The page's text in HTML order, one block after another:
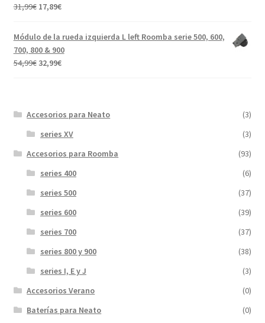
Valorado con
31,99€ El
original
era:
31,99€.
17,89€El
actual
es:
17,89€.
Módulo de la rueda izquierda L left Roomba serie 500, 600,
700, 800 & 900
54,99€ El
54,99€.
32,99€El
32,99€.
Accesorios para Neato
(3)
series XV
(3)
Accesorios para Roomba
(93)
series 400
(6)
series 500
(37)
series 600
(39)
series 700
(37)
series 800 y 900
(38)
series I, E y J
(3)
Accesorios Verano
(0)
Baterías para Neato
(0)